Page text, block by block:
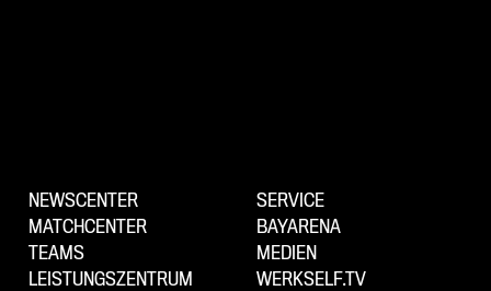
NEWSCENTER
MATCHCENTER
TEAMS
LEISTUNGSZENTRUM
SERVICE
BAYARENA
MEDIEN
WERKSELF.TV